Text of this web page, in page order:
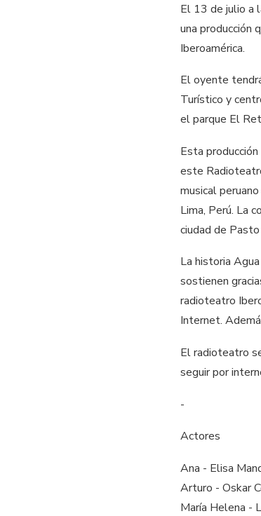
El 13 de julio a
una producción
Iberoamérica.
El oyente
Turístico y
el parque El
Esta
este
musical
Lima, Perú. La
ciudad de
La historia
sostienen
radioteatro
Internet.
El radioteatro
seguir por
-
Actores
Ana - Elisa
Arturo - Oskar
María Helena -